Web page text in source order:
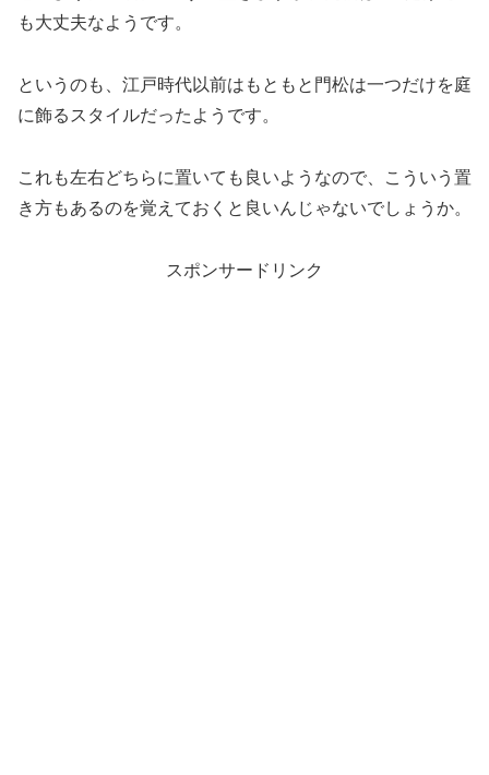
も大丈夫なようです。
というのも、江戸時代以前はもともと門松は一つだけを庭
に飾るスタイルだったようです。
これも左右どちらに置いても良いようなので、こういう置
き方もあるのを覚えておくと良いんじゃないでしょうか。
スポンサードリンク